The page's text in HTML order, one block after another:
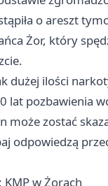
o areszt
Żor, który
dużej ilości
lat pozbawienia
może zostać
odpowiedzą
KMP w Żorach